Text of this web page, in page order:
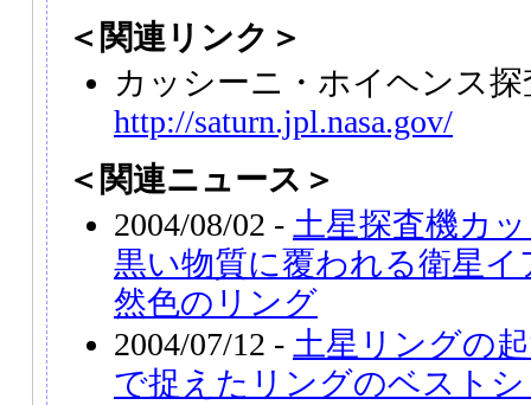
＜関連リンク＞
カッシーニ・ホイヘンス探
http://saturn.jpl.nasa.gov/
＜関連ニュース＞
2004/08/02 - 土星探査機カ
黒い物質に覆われる衛星
然色のリング
2004/07/12 - 土星リングの
で捉えたリングのベスト